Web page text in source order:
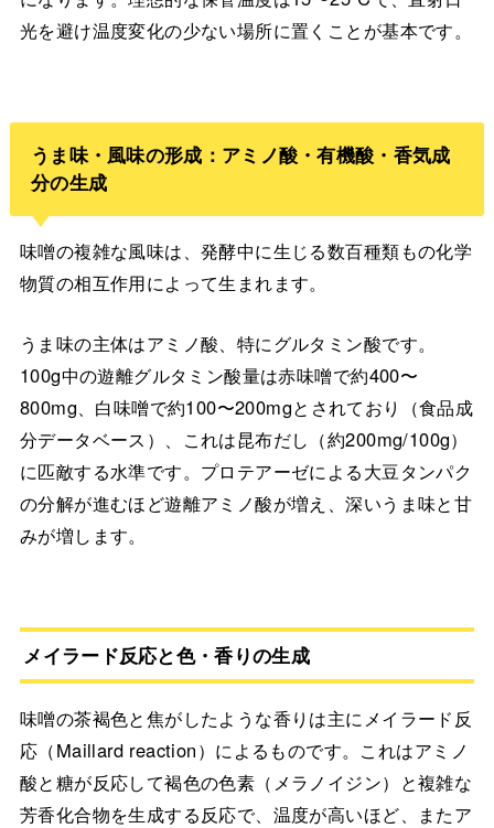
光を避け温度変化の少ない場所に置くことが基本です。
うま味・風味の形成：アミノ酸・有機酸・香気成
分の生成
味噌の複雑な風味は、発酵中に生じる数百種類もの化学
物質の相互作用によって生まれます。
うま味の主体はアミノ酸、特にグルタミン酸です。
100g中の遊離グルタミン酸量は赤味噌で約400〜
800mg、白味噌で約100〜200mgとされており（食品成
分データベース）、これは昆布だし（約200mg/100g）
に匹敵する水準です。プロテアーゼによる大豆タンパク
の分解が進むほど遊離アミノ酸が増え、深いうま味と甘
みが増します。
メイラード反応と色・香りの生成
味噌の茶褐色と焦がしたような香りは主にメイラード反
応（Maillard reaction）によるものです。これはアミノ
酸と糖が反応して褐色の色素（メラノイジン）と複雑な
芳香化合物を生成する反応で、温度が高いほど、またア